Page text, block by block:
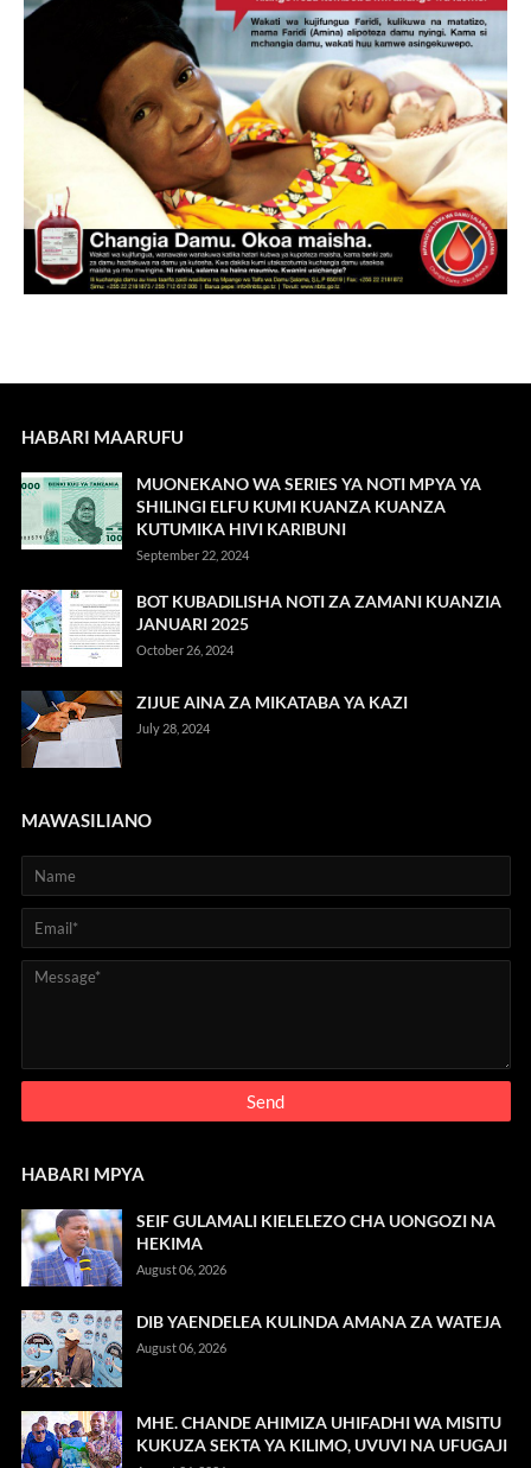
HABARI MAARUFU
MUONEKANO WA SERIES YA NOTI MPYA YA
SHILINGI ELFU KUMI KUANZA KUANZA
KUTUMIKA HIVI KARIBUNI
September 22, 2024
BOT KUBADILISHA NOTI ZA ZAMANI KUANZIA
JANUARI 2025
October 26, 2024
ZIJUE AINA ZA MIKATABA YA KAZI
July 28, 2024
MAWASILIANO
HABARI MPYA
SEIF GULAMALI KIELELEZO CHA UONGOZI NA
HEKIMA
August 06, 2026
DIB YAENDELEA KULINDA AMANA ZA WATEJA
August 06, 2026
MHE. CHANDE AHIMIZA UHIFADHI WA MISITU
KUKUZA SEKTA YA KILIMO, UVUVI NA UFUGAJI